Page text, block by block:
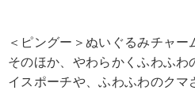
＜ピングー＞ぬいぐるみチャー
そのほか、やわらかくふわふわ
イスポーチや、ふわふわのク